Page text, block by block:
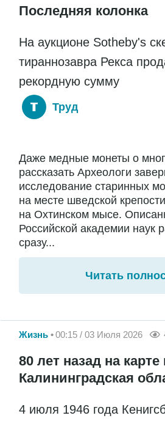
Последняя колонка
На аукционе Sotheby's
тираннозавра Рекса
рекордную сумму
Труд
Даже медные монеты о
рассказать Археологи
исследование старинных
на месте шведской
на Охтинском мысе.
Российской академии наук
сразу...
Читать
Жизнь 00:15 / 03 Июля 2026
80 лет назад на
Калининградская
4 июля 1946 года